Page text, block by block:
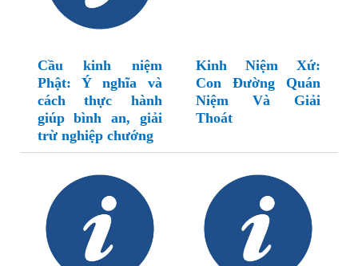
Cầu kinh niệm
Phật: Ý nghĩa và
cách thực hành
giúp bình an, giải
trừ nghiệp chướng
Kinh Niệm Xứ:
Con Đường Quán
Niệm Và Giải
Thoát